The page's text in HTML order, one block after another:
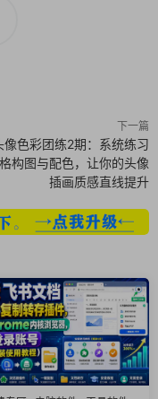
C++ 2015-2022
）
下一篇
像色彩团练2期：系统练习
构图与配色，让你的头像
插画质感直线提升